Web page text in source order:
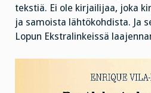
tekstiä. Ei ole kirjailijaa, joka
ja samoista lähtökohdista. Ja
Lopun Ekstralinkeissä